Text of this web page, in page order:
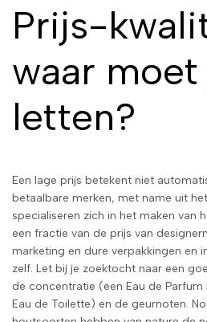
Prijs-
waar
letten?
Een lage prijs betekent niet
betaalbare merken, met name uit
specialiseren zich in het maken van
een fractie van de prijs van
marketing en dure verpakkingen en
zelf. Let bij je zoektocht naar een
de concentratie (een Eau de
Eau de Toilette) en de geurnoten.